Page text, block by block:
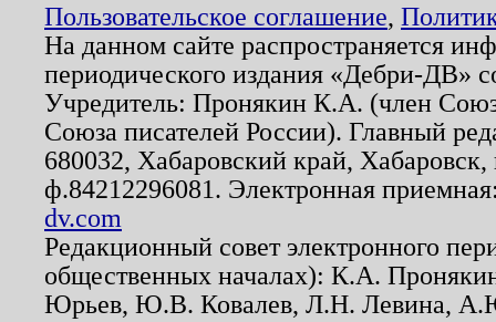
Пользовательское соглашение,
На данном сайте распространяется
периодического издания «Дебри-ДВ»
Учредитель: Пронякин К.А. (член
Союза писателей России). Главный
680032, Хабаровский край,
ф.84212296081. Электронная
dv.com
Редакционный совет электронного
общественных началах): К.А.
Юрьев, Ю.В. Ковалев, Л.Н. Левина,